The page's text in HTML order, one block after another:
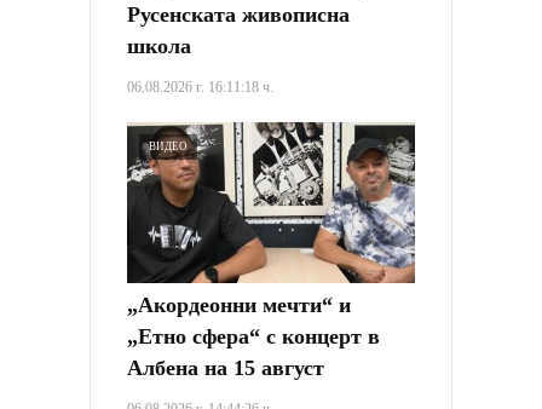
Русенската живописна
школа
06.08.2026 г. 16:11:18 ч.
ВИДЕО
„Акордеонни мечти“ и
„Етно сфера“ с концерт в
Албена на 15 август